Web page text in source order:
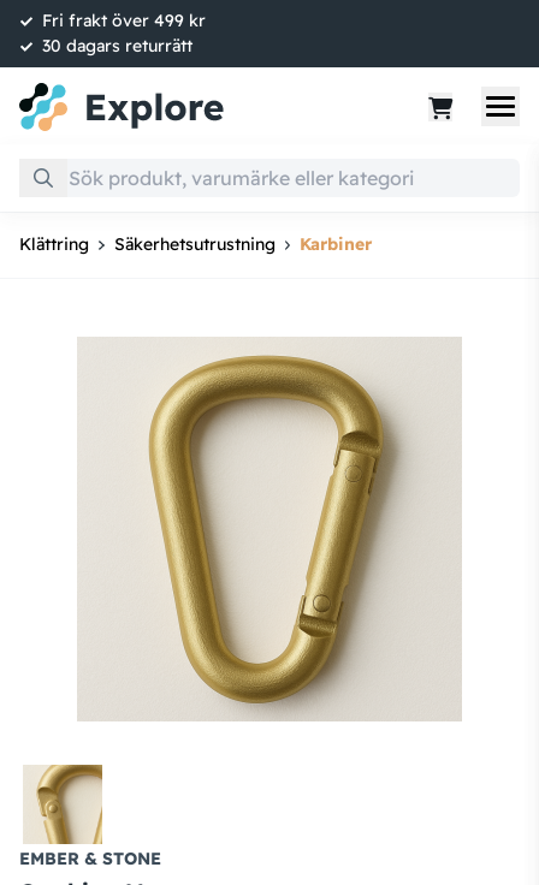
Fri frakt över 499 kr
30 dagars returrätt
Klättring Säkerhetsutrustning Karbiner
EMBER & STONE